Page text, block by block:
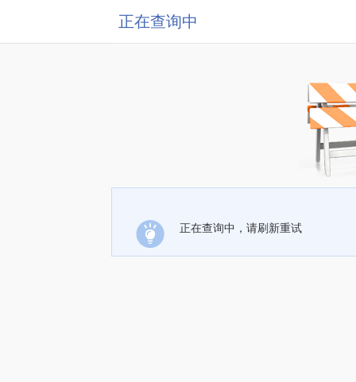
正在查询中
正在查询中，请刷新重试